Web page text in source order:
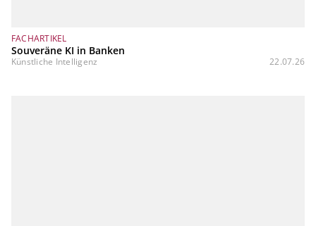
FACHARTIKEL
Souveräne KI in Banken
Künstliche Intelligenz 22.07.26